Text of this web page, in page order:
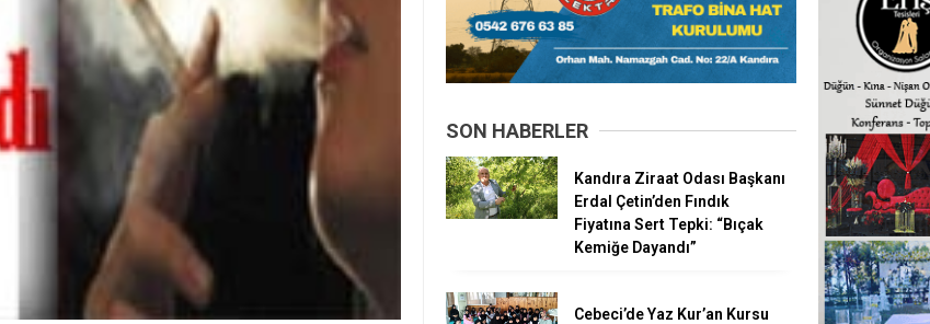
SON HABERLER
Kandıra Ziraat Odası Başkanı
Erdal Çetin’den Fındık
Fiyatına Sert Tepki: “Bıçak
Kemiğe Dayandı”
Cebeci’de Yaz Kur’an Kursu